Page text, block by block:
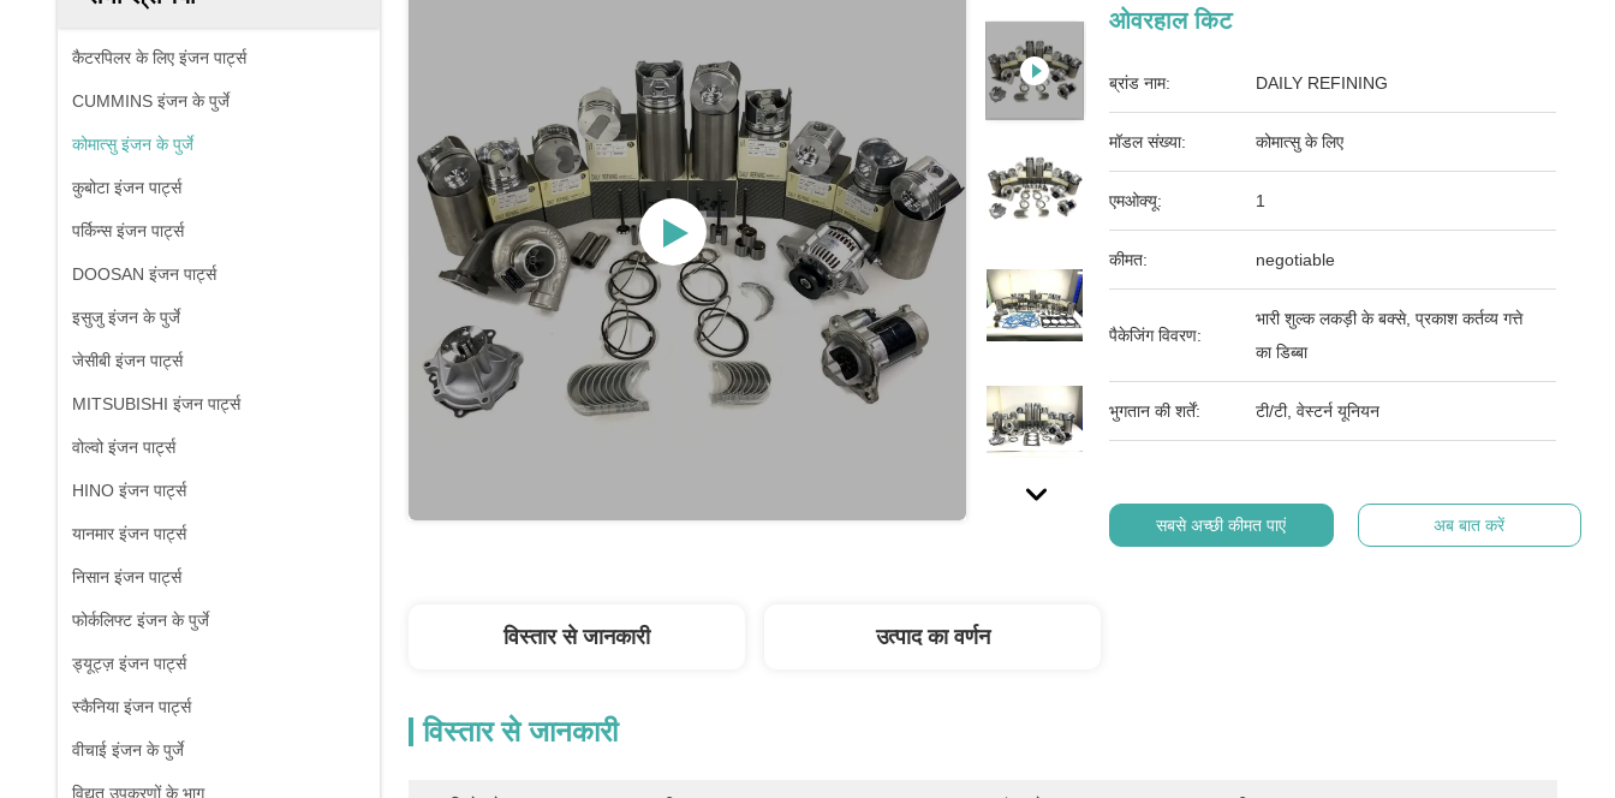
कैटरपिलर के लिए इंजन पार्ट्स
CUMMINS इंजन के पुर्जे
कोमात्सु इंजन के पुर्जे
कुबोटा इंजन पार्ट्स
पर्किन्स इंजन पार्ट्स
DOOSAN इंजन पार्ट्स
इसुजु इंजन के पुर्जे
जेसीबी इंजन पार्ट्स
MITSUBISHI इंजन पार्ट्स
वोल्वो इंजन पार्ट्स
HINO इंजन पार्ट्स
यानमार इंजन पार्ट्स
निसान इंजन पार्ट्स
फोर्कलिफ्ट इंजन के पुर्जे
ड्यूट्ज़ इंजन पार्ट्स
स्कैनिया इंजन पार्ट्स
वीचाई इंजन के पुर्जे
विद्युत उपकरणों के भाग
ओवरहाल किट
ब्रांड नाम: DAILY REFINING
मॉडल संख्या: कोमात्सु के लिए
एमओक्यू: 1
कीमत: negotiable
पैकेजिंग विवरण:
भारी शुल्क लकड़ी के बक्से, प्रकाश कर्तव्य गत्ते
का डिब्बा
भुगतान की शर्तें: टी/टी, वेस्टर्न यूनियन
सबसे अच्छी कीमत पाएं अब बात करें
विस्तार से जानकारी उत्पाद का वर्णन
विस्तार से जानकारी